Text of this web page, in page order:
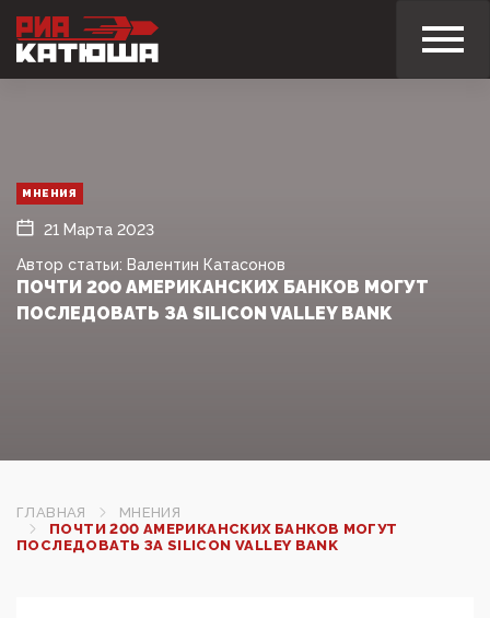
МНЕНИЯ
21 Марта 2023
Автор статьи: Валентин Катасонов
ПОЧТИ 200 АМЕРИКАНСКИХ БАНКОВ МОГУТ
ПОСЛЕДОВАТЬ ЗА SILICON VALLEY BANK
ГЛАВНАЯ
МНЕНИЯ
ПОЧТИ 200 АМЕРИКАНСКИХ БАНКОВ МОГУТ
ПОСЛЕДОВАТЬ ЗА SILICON VALLEY BANK